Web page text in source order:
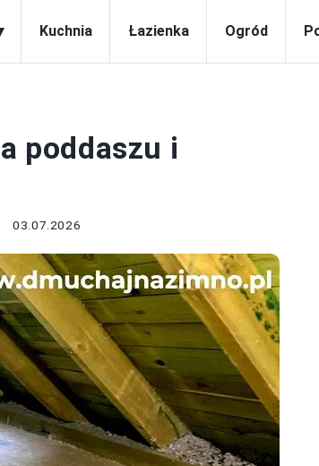
Kuchnia Łazienka Ogród
poddaszu i
03.07.2026